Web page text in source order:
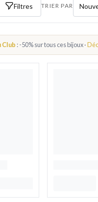
PAR THÈME
ANIMAUX FEMME
FEMME
Filtres TRIER PAR
Club : -50% sur tous ces bijoux ·